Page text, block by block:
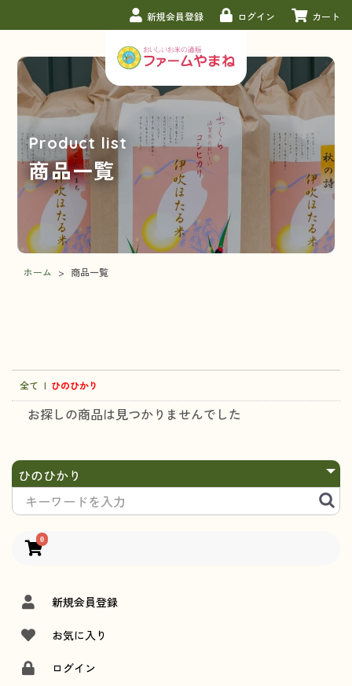
新規会員登録 ログイン カート
商品一覧
Product list
ホーム > 商品一覧
0
新規会員登録
お気に入り
ログイン
全て | ひのひかり
お探しの商品は見つかりませんでした